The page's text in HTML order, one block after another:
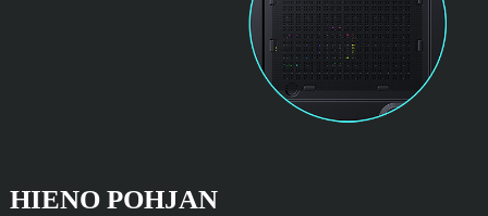
HIENO POHJAN